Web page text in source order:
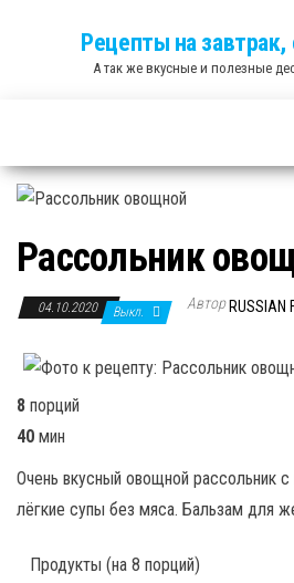
Рецепты на
А так же вкусные и полезные
Рассольник
04.10.2020 Выкл. Автор RUSSIAN
8 порций
40 мин
Очень вкусный овощной рассольник
лёгкие супы без мяса. Бальзам для
Продукты (на 8 порций)